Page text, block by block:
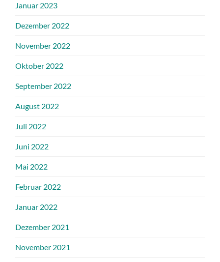
Januar 2023
Dezember 2022
November 2022
Oktober 2022
September 2022
August 2022
Juli 2022
Juni 2022
Mai 2022
Februar 2022
Januar 2022
Dezember 2021
November 2021